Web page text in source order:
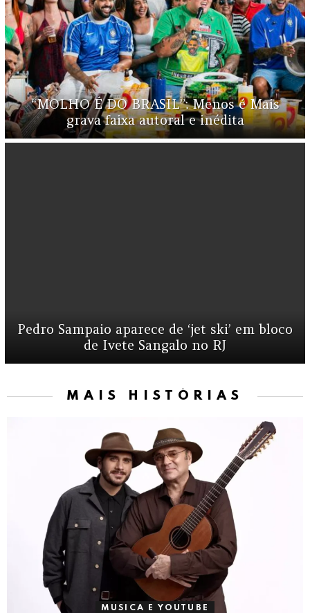
“MOLHO É DO BRASIL”: Menos é Mais
grava faixa autoral e inédita
Pedro Sampaio aparece de ‘jet ski’ em bloco
de Ivete Sangalo no RJ
MAIS HISTÓRIAS
MUSICA E YOUTUBE